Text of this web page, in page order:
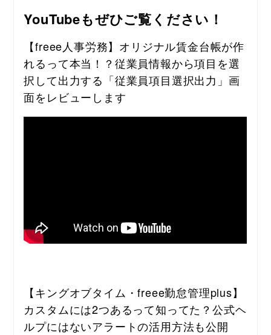
YouTubeもぜひご覧ください！
【freee人事労務】オリジナル賃金台帳が作
れるって本当！？従業員情報から項目を選
択して出力する「従業員項目選択出力」画
面をレビューします
【キングオブタイム・freee勤怠管理plus】
カスタムには2つあるって知ってた？公式ヘ
ルプにはないアラートの活用方法も公開